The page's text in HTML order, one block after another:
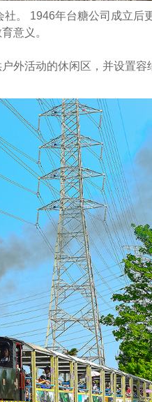
。 1946年台糖公司成立后
意义。
外活动的休闲区，并设置容